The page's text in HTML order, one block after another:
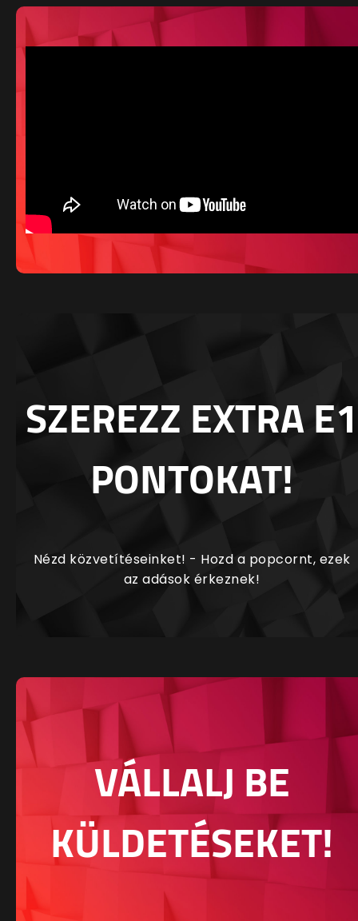
SZEREZZ EXTRA E1
PONTOKAT!
Nézd közvetítéseinket! - Hozd a popcornt, ezek
az adások érkeznek!
VÁLLALJ BE
KÜLDETÉSEKET!